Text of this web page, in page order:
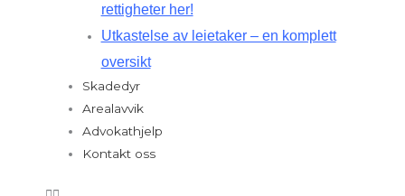
rettigheter her!
Utkastelse av leietaker – en komplett
oversikt
Skadedyr
Arealavvik
Advokathjelp
Kontakt oss